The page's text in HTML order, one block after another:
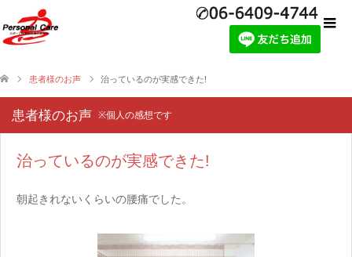
患者様のお声 治っているのが実感できた!
患者様のお声 ※個人の感想です
治っているのが実感できた!
朝起きれないくらいの腰痛でした。